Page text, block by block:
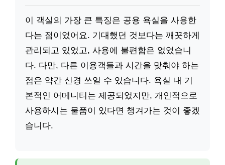
이 객실의 가장 큰 특징은 공용 욕실을 사용한
다는 점이었어요. 기대했던 것보다는 깨끗하게
관리되고 있었고, 사용에 불편함은 없었습니
다. 다만, 다른 이용객들과 시간을 맞춰야 하는
점은 약간 신경 쓰일 수 있습니다. 욕실 내 기
본적인 어메니티는 제공되었지만, 개인적으로
사용하시는 물품이 있다면 챙겨가는 것이 좋겠
습니다.